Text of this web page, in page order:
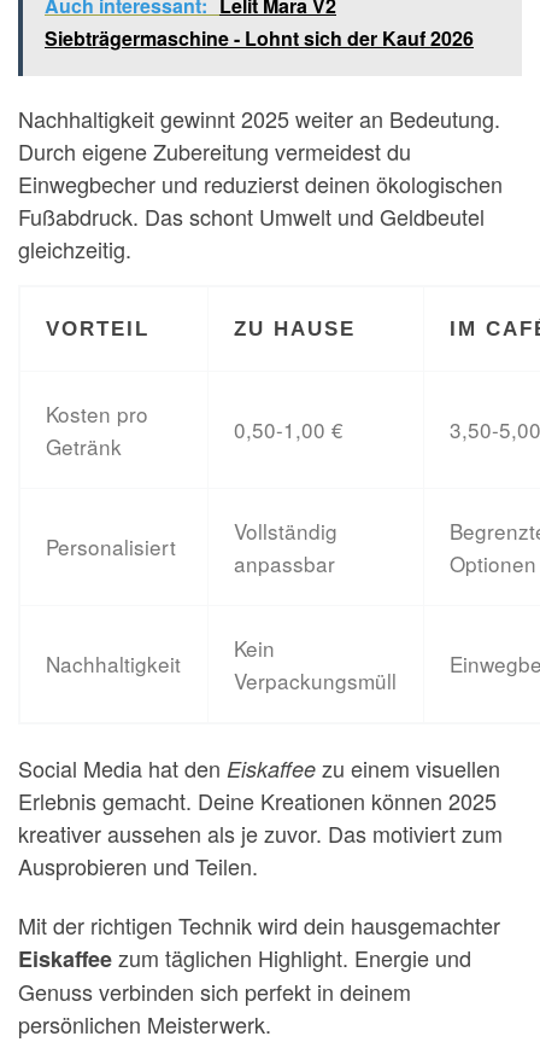
Siebträgermaschine - Lohnt sich der Kauf 2026
Nachhaltigkeit gewinnt 2025 weiter an Bedeutung.
Durch eigene Zubereitung vermeidest du
Einwegbecher und reduzierst deinen ökologischen
Fußabdruck. Das schont Umwelt und Geldbeutel
gleichzeitig.
VORTEIL ZU HAUSE IM
Kosten pro
Getränk
0,50-1,00 € 3,50-
Personalisiert
Vollständig
anpassbar
Optionen
Nachhaltigkeit
Kein
Verpackungsmüll
Social Media hat den Eiskaffee zu einem visuellen
Erlebnis gemacht. Deine Kreationen können 2025
kreativer aussehen als je zuvor. Das motiviert zum
Ausprobieren und Teilen.
Mit der richtigen Technik wird dein hausgemachter
Eiskaffeezum täglichen Highlight. Energie und
Genuss verbinden sich perfekt in deinem
persönlichen Meisterwerk.